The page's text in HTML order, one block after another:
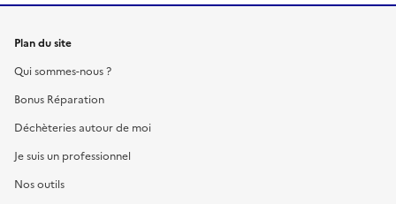
Plan du site
Qui sommes-nous ?
Bonus Réparation
Déchèteries autour de moi
Je suis un professionnel
Nos outils